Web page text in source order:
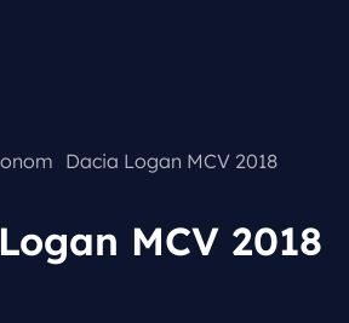
Dacia Logan MCV 2018
MCV 2018